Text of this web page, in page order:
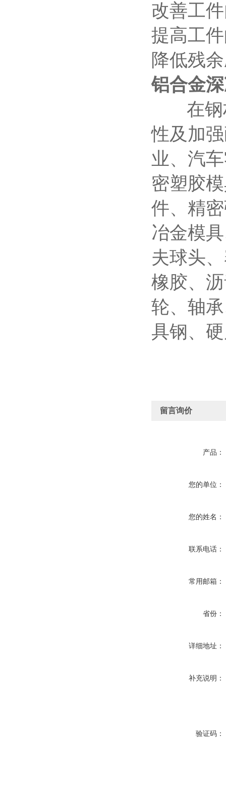
改善工
提高工
降低残
铝合金
在钢材
性及加
业、汽
密塑胶
件、精
冶金模
夫球头
橡胶、
轮、轴
具钢、
留言询价
产品：
您的单位：
您的姓名：
联系电话：
常用邮箱：
省份：
详细地址：
补充说明：
验证码：